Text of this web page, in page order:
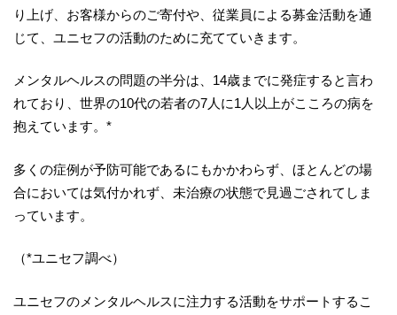
り上げ、お客様からのご寄付や、従業員による募金活動を通
じて、ユニセフの活動のために充てていきます。
メンタルヘルスの問題の半分は、14歳までに発症すると言わ
れており、世界の10代の若者の7人に1人以上がこころの病を
抱えています。*
多くの症例が予防可能であるにもかかわらず、ほとんどの場
合においては気付かれず、未治療の状態で見過ごされてしま
っています。
（*ユニセフ調べ）
ユニセフのメンタルヘルスに注力する活動をサポートするこ